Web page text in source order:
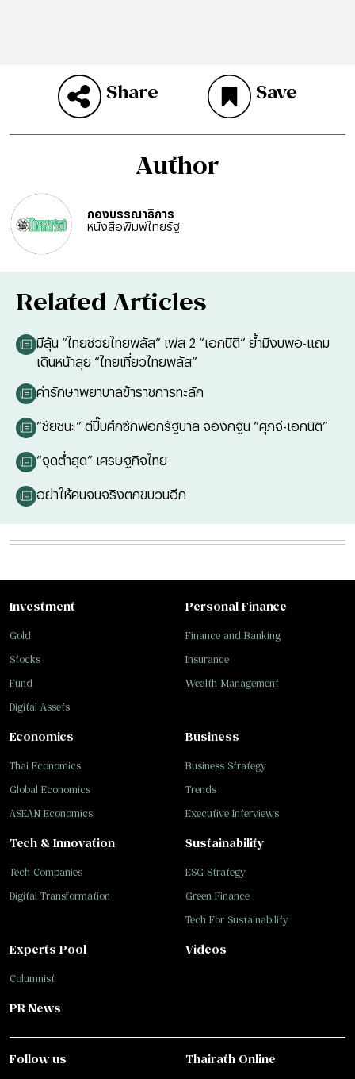
Share Save
Author
กองบรรณาธิการ
หนังสือพิมพ์ไทยรัฐ
Related Articles
มีลุ้น “ไทยช่วยไทยพลัส” เฟส 2 “เอกนิติ” ย้ำมีงบพอ-แถม
เดินหน้าลุย “ไทยเที่ยวไทยพลัส”
ค่ารักษาพยาบาลข้าราชการทะลัก
“ชัยชนะ” ตีปี๊บศึกซักฟอกรัฐบาล จองกฐิน “ศุภจี-เอกนิติ”
“จุดต่ำสุด” เศรษฐกิจไทย
อย่าให้คนจนจริงตกขบวนอีก
Investment
Gold
Stocks
Fund
Digital Assets
Personal Finance
Finance and Banking
Insurance
Wealth Management
Business
Business Strategy
Trends
Executive Interviews
Tech & Innovation
Tech Companies
Digital Transformation
Sustainability
ESG Strategy
Green Finance
Tech For Sustainability
Economics
Thai Economics
Global Economics
ASEAN Economics
Experts Pool
Columnist
Videos
PR News
Follow us Thairath Online